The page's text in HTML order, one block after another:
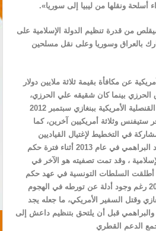
ونقلها من ليبيا إلى سوريا».
من قدرة تنظيم الدولة الإسلامية على
بالعراق وسوريا وعلى نقل مسلحين
عن مكافأة بقيمة ثلاثة ملايين دولار
بينما كان شقيقه علي الحرزي،
ملاحقا لدوره في الهجوم على القنصلية الأمريكية ببنغازي سبتمبر 2012
ستيفنس وثلاثة أمريكيين آخرين، كما
في التخطيط لإغتيال القياديين
المعارضين شكري بلعيد ومحمد البراهمي في عام 2013 أثناء فترة حكم
، وقد تمت تصفيته هو الآخر في
أطلقت السلطات التونسية في عهد حكم
الإخوان سراحه في جانفي 2013 رغم وجود أدلة عن تورطه في الهجوم
وقتل السفير الأمريكي، ما جعله يجد
والبراهمي قبل أن يلتحق بتنظيم داعش إلى
الدعم القطري